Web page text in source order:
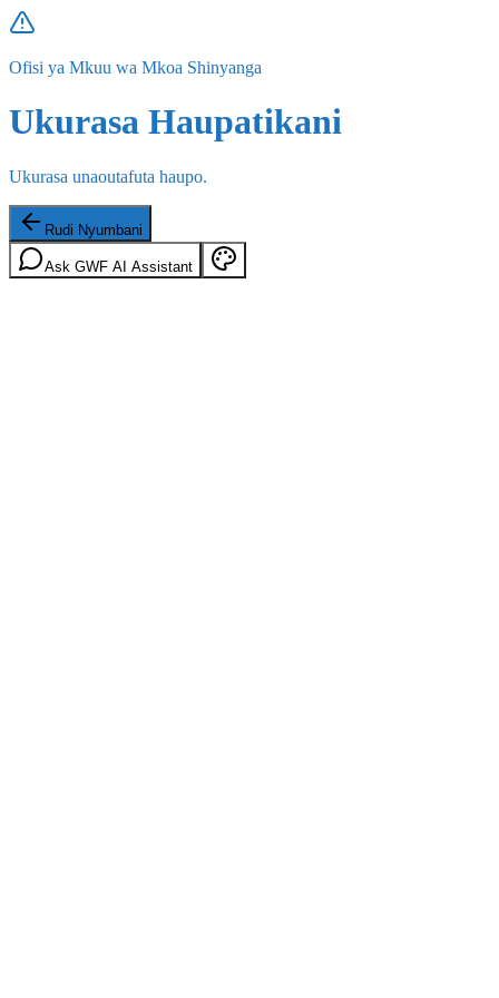
Ofisi ya Mkuu wa Mkoa Shinyanga
Ukurasa Haupatikani
Ukurasa unaoutafuta haupo.
Rudi Nyumbani
Ask GWF AI Assistant